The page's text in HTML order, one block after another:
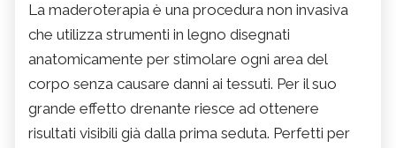
La maderoterapia è una procedura non invasiva
che utilizza strumenti in legno disegnati
anatomicamente per stimolare ogni area del
corpo senza causare danni ai tessuti. Per il suo
grande effetto drenante riesce ad ottenere
risultati visibili già dalla prima seduta. Perfetti per